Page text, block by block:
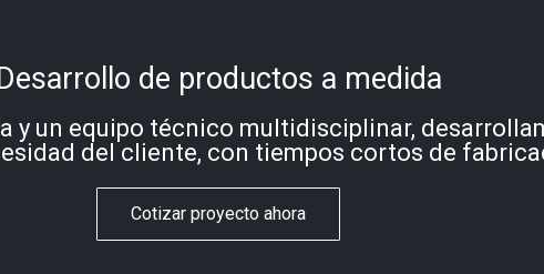
de productos a medida
y un equipo técnico multidisciplinar,
del cliente, con tiempos cortos de
Cotizar proyecto ahora